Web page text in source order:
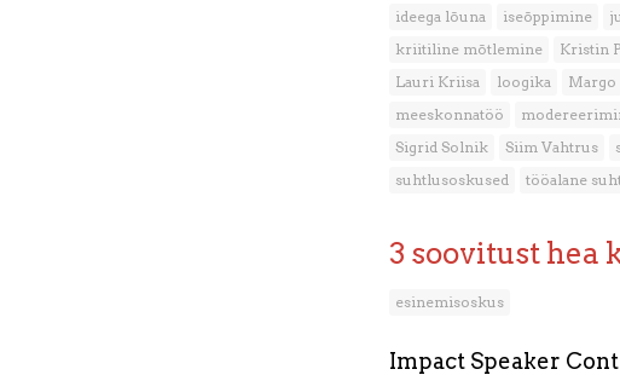
ideega lõuna
iseõppimine
kriitiline mõtlemine
Kristin
Lauri Kriisa
loogika Margo
meeskonnatöö
Sigrid Solnik
Siim Vahtrus
suhtlusoskused
tööalane
3 soovitust hea
esinemisoskus
Impact Speaker